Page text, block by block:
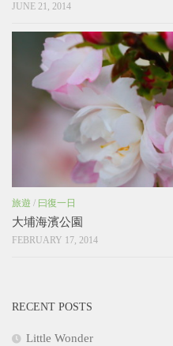
JUNE 21, 2014
旅遊 / 曰復一日
大埔海濱公園
FEBRUARY 17, 2014
RECENT POSTS
Little Wonder